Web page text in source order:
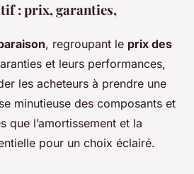
: prix, garanties,
, regroupant le prix des
et leurs performances,
les acheteurs à prendre une
minutieuse des composants et
que l’amortissement et la
pour un choix éclairé.